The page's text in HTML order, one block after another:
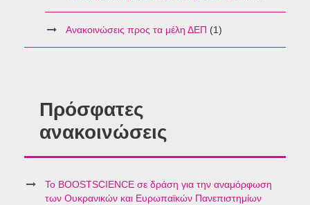
Ανακοινώσεις προς τα μέλη ΔΕΠ (1)
Πρόσφατες
ανακοινώσεις
Το BOOSTSCIENCE σε δράση για την αναμόρφωση
των Ουκρανικών και Ευρωπαϊκών Πανεπιστημίων